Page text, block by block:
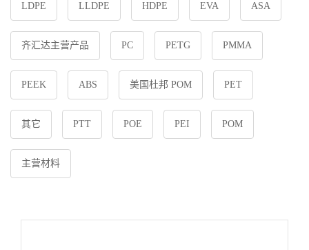
LDPE LLDPE HDPE EVA ASA
齐汇达主营产品 PC PETG PMMA
PEEK ABS 美国杜邦 POM PET
其它 PTT POE PEI POM
主营材料